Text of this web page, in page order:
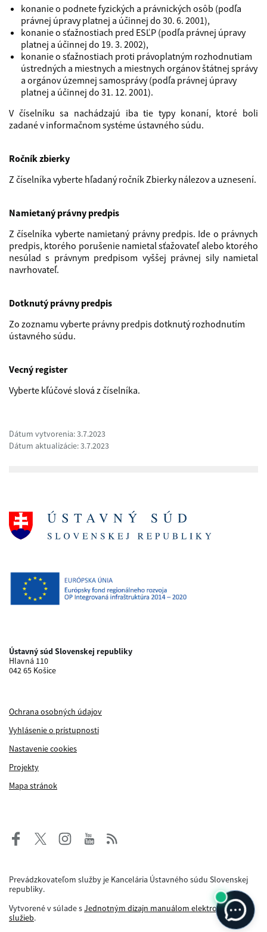
konanie o podnete fyzických a právnických osôb (podľa
právnej úpravy platnej a účinnej do 30. 6. 2001),
konanie o sťažnostiach pred ESĽP (podľa právnej úpravy
platnej a účinnej do 19. 3. 2002),
konanie o sťažnostiach proti právoplatným rozhodnutiam
ústredných a miestnych a miestnych orgánov štátnej správy
a orgánov územnej samosprávy (podľa právnej úpravy
platnej a účinnej do 31. 12. 2001).
V číselníku sa nachádzajú iba tie typy konaní, ktoré boli
zadané v informačnom systéme ústavného súdu.
Ročník zbierky
Z číselníka vyberte hľadaný ročník Zbierky nálezov a uznesení.
Namietaný právny predpis
Z číselníka vyberte namietaný právny predpis. Ide o právnych
predpis, ktorého porušenie namietal sťažovateľ alebo ktorého
nesúlad s právnym predpisom vyššej právnej sily namietal
navrhovateľ.
Dotknutý právny predpis
Zo zoznamu vyberte právny predpis dotknutý rozhodnutím
ústavného súdu.
Vecný register
Vyberte kľúčové slová z číselníka.
Dátum vytvorenia: 3.7.2023
Dátum aktualizácie: 3.7.2023
Ústavný súd Slovenskej republiky
Hlavná 110
042 65 Košice
Ochrana osobných údajov
Vyhlásenie o prístupnosti
Nastavenie cookies
Projekty
Mapa stránok
Prevádzkovateľom služby je Kancelária Ústavného súdu Slovenskej
republiky.
Vytvorené v súlade sJednotným dizajn manuálom elektronických
služieb.